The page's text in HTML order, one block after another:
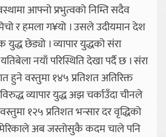
आफ्नो प्रभुत्वको निम्ति सदैव
र हमला ग¥यो । उसले उदीयमान देश
युद्ध छेड्यो । व्यापार युद्धको संरा
नयाँ परिस्थिति देखा पर्दै छ । संरा
हुने वस्तुमा १४५ प्रतिशत अतिरिक्त
व्यापार युद्ध अझ चर्काउँदा चीनले
१२५ प्रतिशत भन्सार दर वृद्धिको
अब जस्तोसुकै कदम चाले पनि